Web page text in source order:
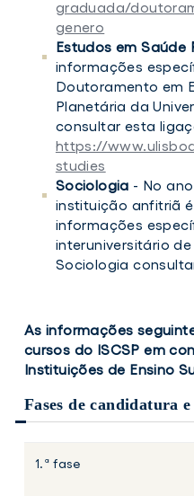
graduada/
genero
Estudos em Saúde
informações
Doutoramento em
Planetária da
consultar esta
https://
studies
Sociologia - No
instituição anfitriã é
informações
interuniversitário
Sociologia
As informações
cursos do ISCSP em
Instituições de Ensino
Fases de candidatura
1.ª fase